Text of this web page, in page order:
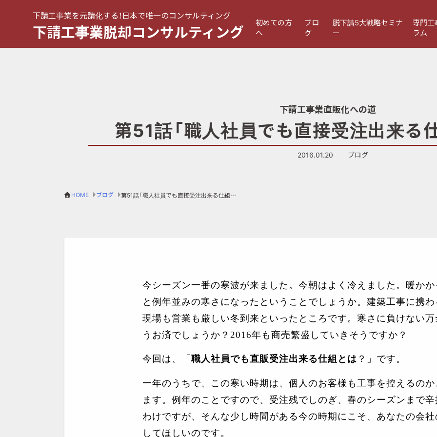
下請工事業を元請化する！日本で唯一のコンサルティング
下請工事業脱却コンサルティング
初めての方
へ
ブロ
グ
脱下請5大戦略セミナ
ー
専門
ラム
下請工事業直販化への道
第51話「職人社員でも直接受注出来る
2016.01.20 ブログ
HOME ブログ 第51話「職人社員でも直接受注出来る仕組みとは？」
今シーズン一番の寒波が来ました。今朝はよく冷えました。暖か
と例年並みの寒さになったということでしょうか。建築工事に携
現場も営業も厳しい冬到来といったところです。寒さに負けない
うお済でしょうか？ 2016年も商売繁盛していきそうですか？
今回は、「職人社員でも直販受注出来る仕組とは ？」です。
一年のうちで、この寒い時期は、個人のお客様も工事を控えるの
ます。例年のことですので、受注残でしのぎ、春のシーズンまで
わけですが、そんな少し時間がある今の時期にこそ、あなたの会
してほしいのです。